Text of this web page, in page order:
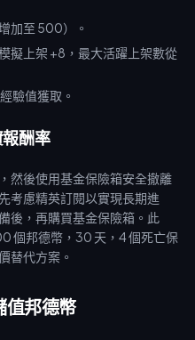
加至 500）。
擬上架 +8，最大活躍上架數從
驗值獲取。
酬率
然後使用基金保險箱安全撤離
考慮精英訂閱以實現長期進
後，再購買基金保險箱。此
個邦德幣，30 天，4 個死亡保
替代方案。
邦德幣